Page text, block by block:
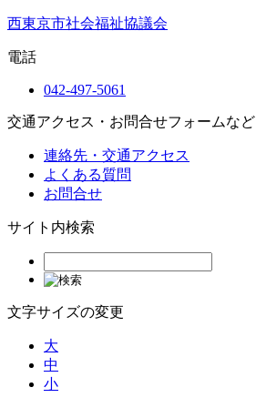
西東京市社会福祉協議会
電話
042-497-5061
交通アクセス・お問合せフォームなど
連絡先・交通アクセス
よくある質問
お問合せ
サイト内検索
文字サイズの変更
大
中
小